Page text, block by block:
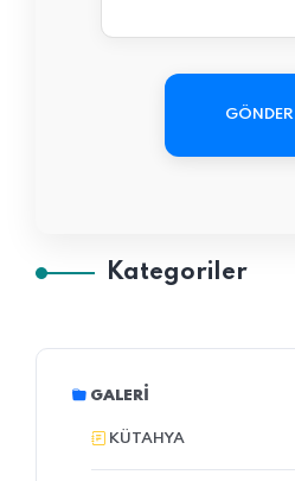
GÖNDER
Kategoriler
GALERI
KÜTAHYA